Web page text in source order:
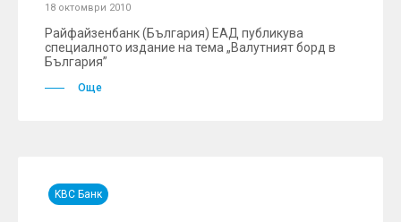
18 октомври 2010
Райфайзенбанк (България) ЕАД публикува
специалното издание на тема „Валутният борд в
България”
Още
KBC Банк